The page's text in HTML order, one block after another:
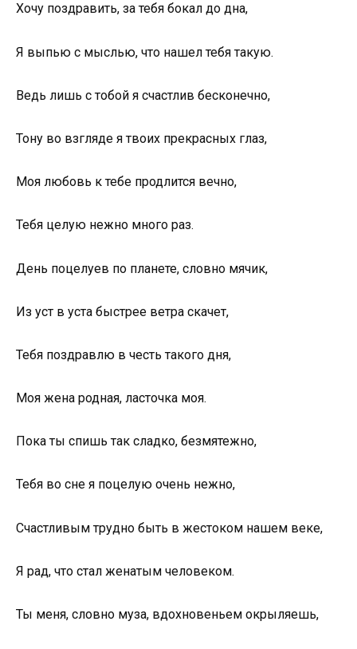
Хочу поздравить, за тебя бокал до дна,
Я выпью с мыслью, что нашел тебя такую.
Ведь лишь с тобой я счастлив бесконечно,
Тону во взгляде я твоих прекрасных глаз,
Моя любовь к тебе продлится вечно,
Тебя целую нежно много раз.
День поцелуев по планете, словно мячик,
Из уст в уста быстрее ветра скачет,
Тебя поздравлю в честь такого дня,
Моя жена родная, ласточка моя.
Пока ты спишь так сладко, безмятежно,
Тебя во сне я поцелую очень нежно,
Счастливым трудно быть в жестоком нашем веке,
Я рад, что стал женатым человеком.
Ты меня, словно муза, вдохновеньем окрыляешь,